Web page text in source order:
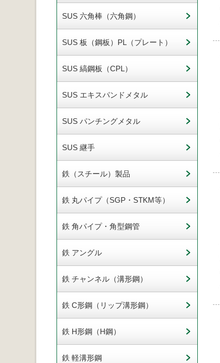
SUS 六角棒（六角鋼）
SUS 板（鋼板）PL（プレート）
SUS 縞鋼板（CPL）
SUS エキスパンドメタル
SUS パンチングメタル
SUS 継手
鉄（スチール）製品
鉄 丸パイプ（SGP・STKM等）
鉄 角パイプ・角型鋼管
鉄 アングル
鉄 チャンネル（溝形鋼）
鉄 C形鋼（リップ溝形鋼）
鉄 H形鋼（H鋼）
鉄 軽溝形鋼